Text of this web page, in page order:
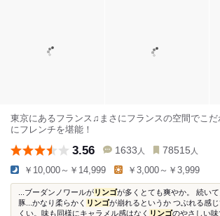
東京にあるフランス♫まさにフランスの空間でこ
にフレンチを堪能！
3.56 1633 人 78515 人
￥10,000～￥14,999 ￥3,000～￥3,999
...ブーダンノワールがリンゴが多くとても爽やか。 続いて
豚...かなり柔らかく リンゴが崩れるというか つぶれる感
くい。味も同様にキャラメル感はなく リンゴのやさしい味